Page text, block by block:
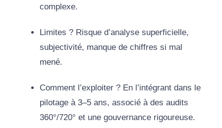
complexe.
Limites ? Risque d’analyse superficielle,
subjectivité, manque de chiffres si mal
mené.
Comment l’exploiter ? En l’intégrant dans le
pilotage à 3–5 ans, associé à des audits
360°/720° et une gouvernance rigoureuse.